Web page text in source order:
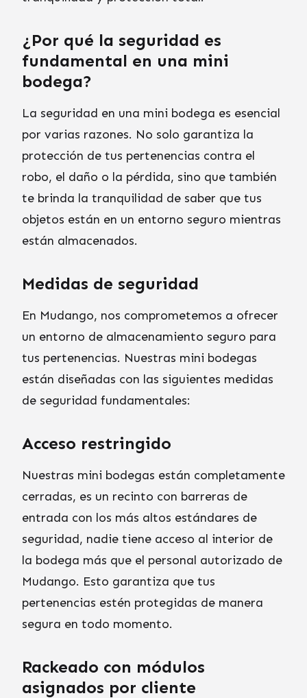
¿Por qué la seguridad es
fundamental en una mini
bodega?
La seguridad en una mini bodega es esencial
por varias razones. No solo garantiza la
protección de tus pertenencias contra el
robo, el daño o la pérdida, sino que también
te brinda la tranquilidad de saber que tus
objetos están en un entorno seguro mientras
están almacenados.
Medidas de seguridad
En Mudango, nos comprometemos a ofrecer
un entorno de almacenamiento seguro para
tus pertenencias. Nuestras mini bodegas
están diseñadas con las siguientes medidas
de seguridad fundamentales:
Acceso restringido
Nuestras mini bodegas están completamente
cerradas, es un recinto con barreras de
entrada con los más altos estándares de
seguridad, nadie tiene acceso al interior de
la bodega más que el personal autorizado de
Mudango. Esto garantiza que tus
pertenencias estén protegidas de manera
segura en todo momento.
Rackeado con módulos
asignados por cliente